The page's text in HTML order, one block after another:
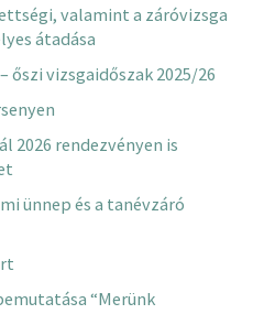
valamint a záróvizsga
átadása
őszi vizsgaidőszak 2025/26
2026 rendezvényen is
ünnep és a tanévzáró
“Merünk